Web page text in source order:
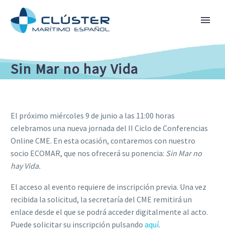
Sin Mar no hay Vida
El próximo miércoles 9 de junio a las 11:00 horas
celebramos una nueva jornada del II Ciclo de Conferencias
Online CME. En esta ocasión, contaremos con nuestro
socio ECOMAR, que nos ofrecerá su ponencia: Sin Mar no
hay Vida.
El acceso al evento requiere de inscripción previa. Una vez
recibida la solicitud, la secretaría del CME remitirá un
enlace desde el que se podrá acceder digitalmente al acto.
Puede solicitar su inscripción pulsando aquí.